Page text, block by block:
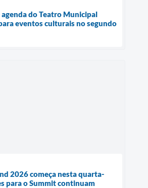
do Teatro Municipal
eventos culturais no segundo
2026 começa nesta quarta-
para o Summit continuam